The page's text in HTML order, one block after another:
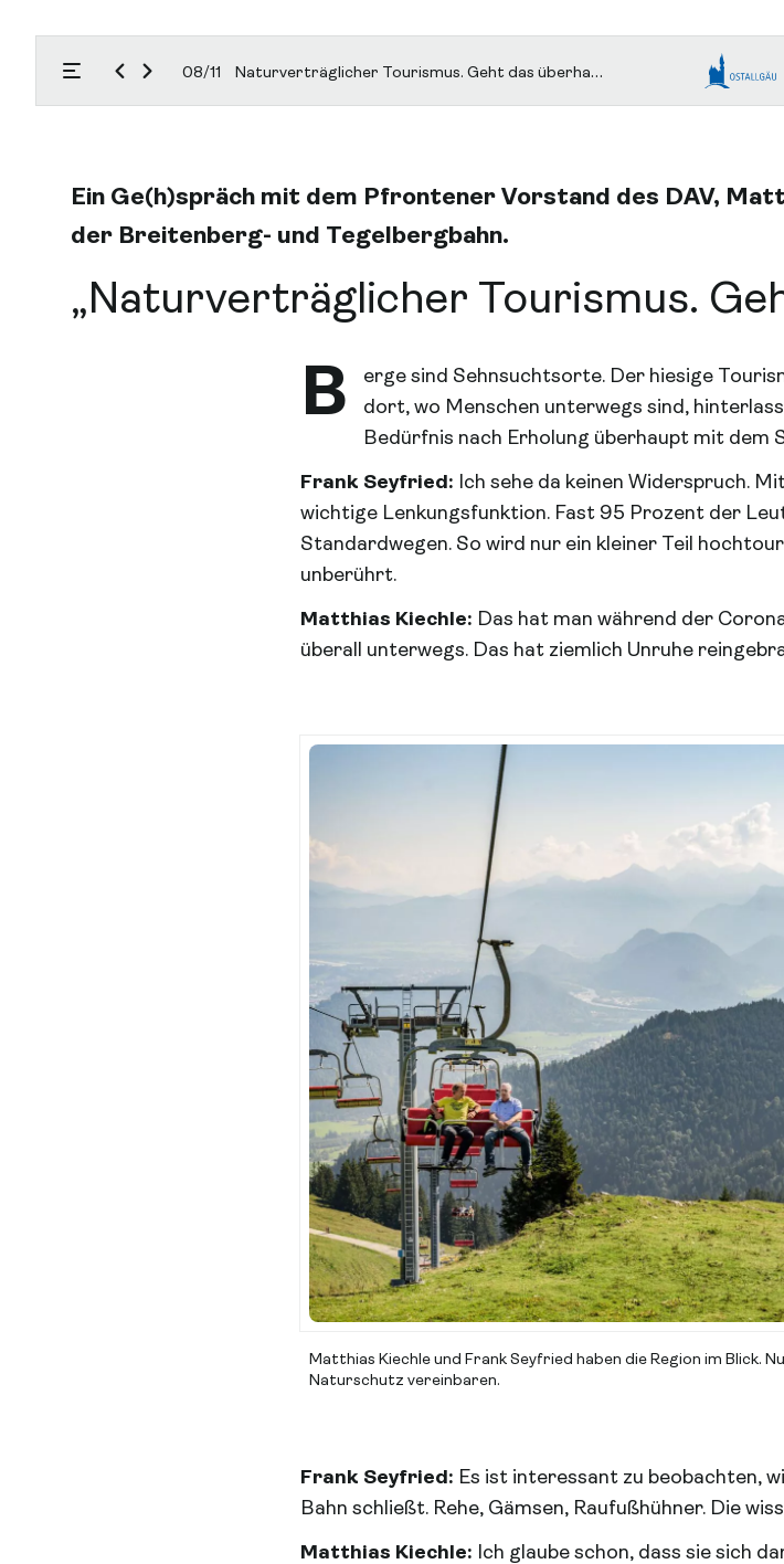
Menü öffnen
08/11 Naturverträglicher Tourismus. Geht das überhaupt?
Ein Ge(h)spräch mit dem Pfrontener Vorstand des DAV,
der Breitenberg- und Tegelbergbahn.
„Naturverträglicher Tourismus.
B
erge sind Sehnsuchtsorte. Der hiesige
dort, wo Menschen unterwegs sind,
Bedürfnis nach Erholung überhaupt mit dem
Frank Seyfried: Ich sehe da keinen Widerspruch.
wichtige Lenkungsfunktion. Fast 95 Prozent der
Standardwegen. So wird nur ein kleiner Teil
unberührt.
Matthias Kiechle: Das hat man während der
überall unterwegs. Das hat ziemlich Unruhe
Matthias Kiechle und Frank Seyfried haben die Region im Blick.
Naturschutz vereinbaren.
Frank Seyfried: Es ist interessant zu beobachten,
Bahn schließt. Rehe, Gämsen, Raufußhühner. Die
Matthias Kiechle: Ich glaube schon, dass sie sich